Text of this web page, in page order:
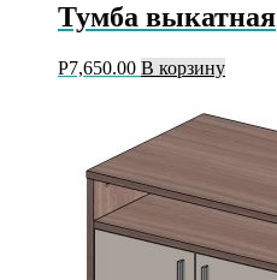
Тумба выкатная
Р7,650.00 В корзину